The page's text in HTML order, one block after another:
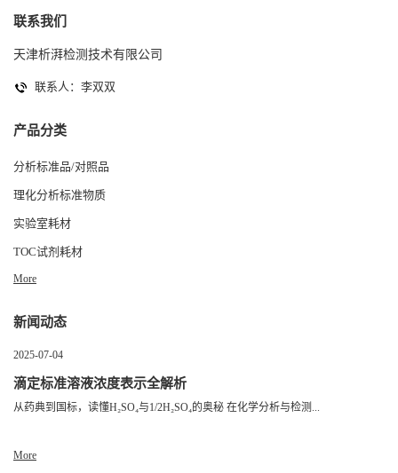
联系我们
天津析湃检测技术有限公司
联系人：李双双
产品分类
分析标准品/对照品
理化分析标准物质
实验室耗材
TOC试剂耗材
More
新闻动态
2025-07-04
滴定标准溶液浓度表示全解析
从药典到国标，读懂H₂SO₄与1/2H₂SO₄的奥秘 在化学分析与检测...
More